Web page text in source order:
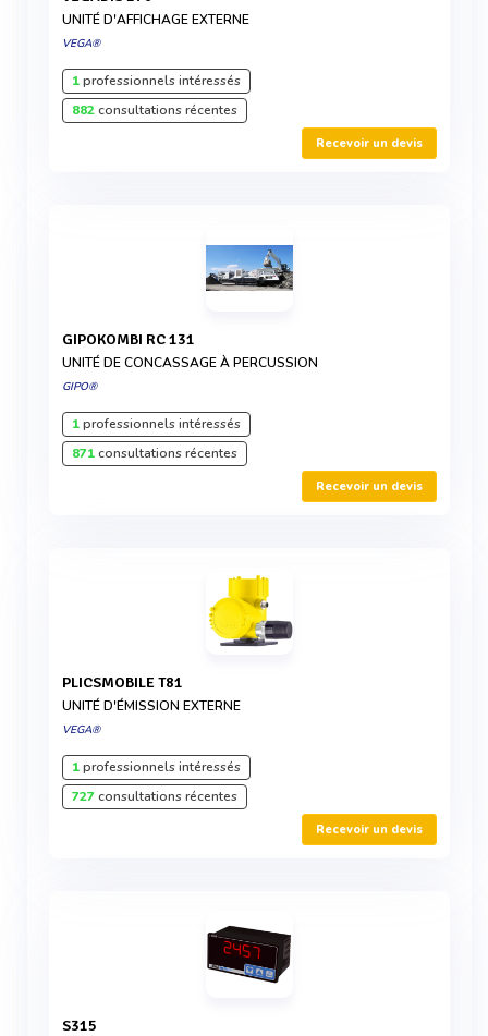
UNITÉ D'AFFICHAGE EXTERNE
VEGA®
1professionnels intéressés
882consultations récentes
Recevoir un devis
GIPOKOMBI RC 131
UNITÉ DE CONCASSAGE À PERCUSSION
GIPO®
1professionnels intéressés
871consultations récentes
Recevoir un devis
PLICSMOBILE T81
UNITÉ D'ÉMISSION EXTERNE
VEGA®
1professionnels intéressés
727consultations récentes
Recevoir un devis
S315